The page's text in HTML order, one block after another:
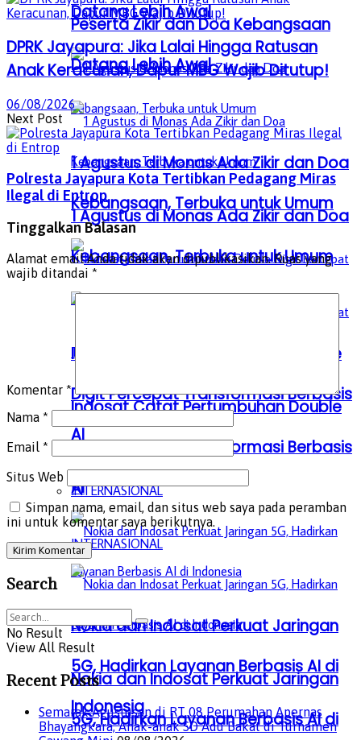
Datang Lebih Awal
1 Agustus di Monas Ada Zikir dan Doa
Kebangsaan, Terbuka untuk Umum
Indosat Catat Pertumbuhan Double
Digit Percepat Transformasi Berbasis
AI
INTERNASIONAL
Nokia dan Indosat Perkuat Jaringan
5G, Hadirkan Layanan Berbasis AI di
Indonesia
Peserta Zikir dan Doa Kebangsaan
Datang Lebih Awal
1 Agustus di Monas Ada Zikir dan Doa
Kebangsaan, Terbuka untuk Umum
Indosat Catat Pertumbuhan Double
Digit Percepat Transformasi Berbasis
AI
INTERNASIONAL
Nokia dan Indosat Perkuat Jaringan
5G, Hadirkan Layanan Berbasis AI di
DPRK Jayapura: Jika Lalai Hingga Ratusan
Anak Keracunan, Dapur MBG Wajib Ditutup!
06/08/2026
Next Post
Polresta Jayapura Kota Tertibkan Pedagang Miras
Ilegal di Entrop
Tinggalkan Balasan
Alamat email Anda tidak akan dipublikasikan. Ruas yang
wajib ditandai *
Komentar *
Nama *
Email *
Situs Web
Simpan nama, email, dan situs web saya pada peramban
ini untuk komentar saya berikutnya.
Search
No Result
View All Result
Recent Posts
Semarak Agustusan di RT 08 Perumahan Apernas
Bhayangkara, Anak-anak SD Adu Bakat di Turnamen